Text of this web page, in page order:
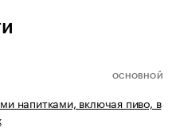
ОСНОВНОЙ
напитками, включая пиво, в